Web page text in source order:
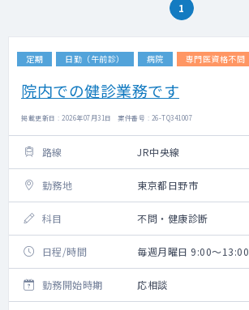
1
定期 日勤（午前診） 病院 専門医資格不問
院内での健診業務です
掲載更新日 : 2026年07月31日 案件番号 : 26-TQ341007
路線 JR中央線
勤務地 東京都日野市
科目 不問・健康診断
日程/時間 毎週月曜日 9:00～13:00
勤務開始時期 応相談